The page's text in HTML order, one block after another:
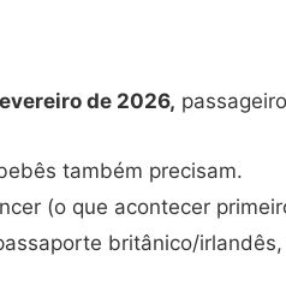
de 2026,
também precisam.
(o que acontecer
britânico/